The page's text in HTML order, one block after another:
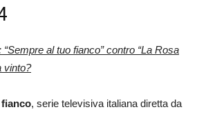
al tuo fianco” contro “La Rosa
vinto?
fianco, serie televisiva italiana diretta da